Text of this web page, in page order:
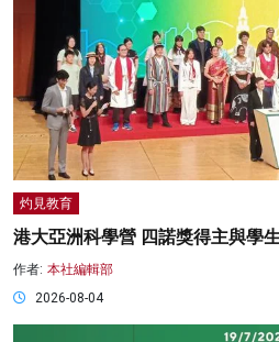
灼見教育
港大亞洲科學營 四諾獎得主與學
作者: 本社編輯部
2026-08-04